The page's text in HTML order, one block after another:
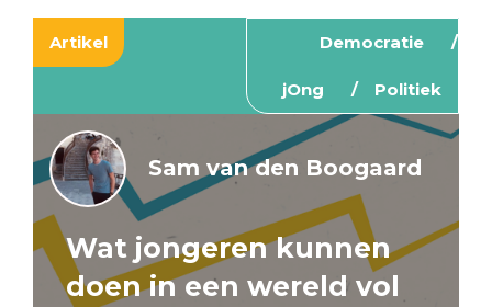
Artikel Democratie
jOng Politiek
Sam van den Boogaard
Wat jongeren kunnen
doen in een wereld vol